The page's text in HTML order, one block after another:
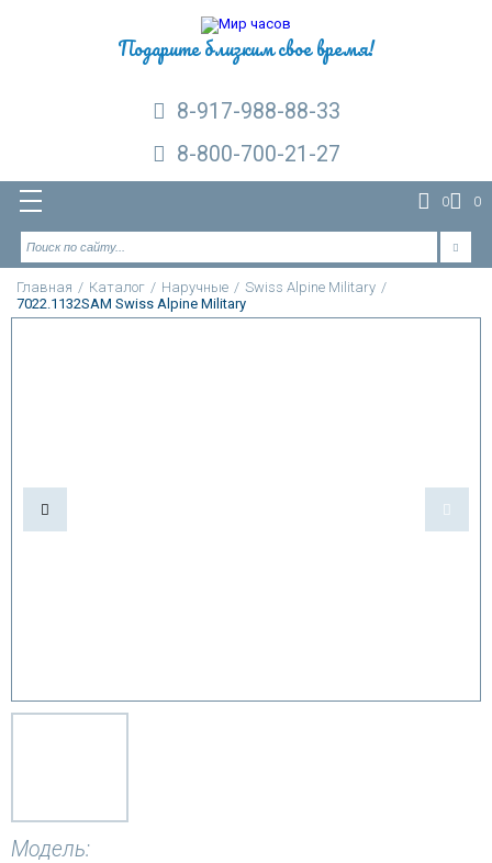
Подарите близким свое время!
8-917-988-88-33
8-800-700-21-27
0 0
Главная / Каталог / Наручные / Swiss Alpine Military /
7022.1132SAM Swiss Alpine Military
Модель: